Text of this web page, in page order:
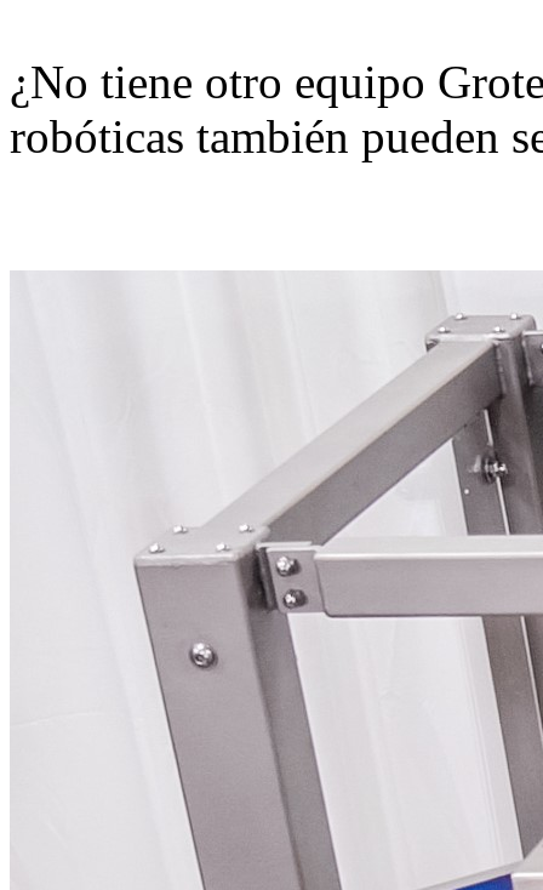
¿No tiene otro equipo
robóticas también pueden